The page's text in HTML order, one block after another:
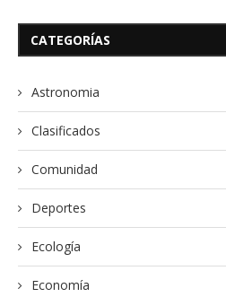
CATEGORÍAS
Astronomia
Clasificados
Comunidad
Deportes
Ecología
Economía